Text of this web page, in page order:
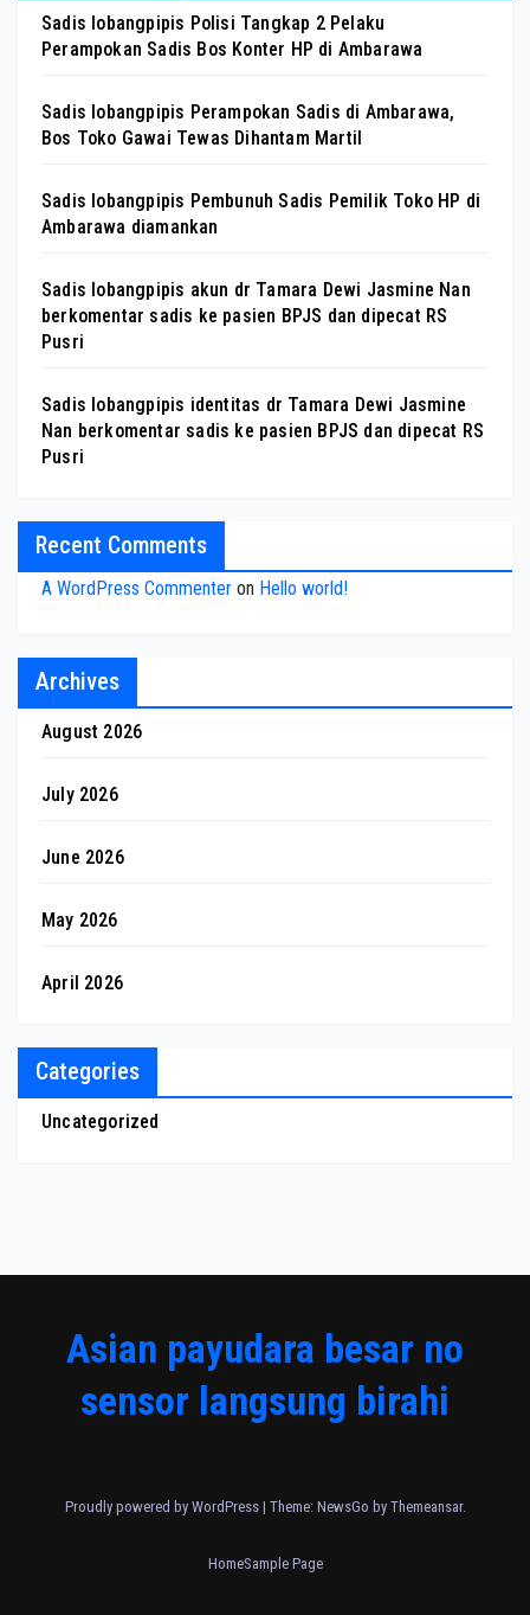
Sadis lobangpipis Polisi Tangkap 2 Pelaku
Perampokan Sadis Bos Konter HP di Ambarawa
Sadis lobangpipis Perampokan Sadis di Ambarawa,
Bos Toko Gawai Tewas Dihantam Martil
Sadis lobangpipis Pembunuh Sadis Pemilik Toko HP di
Ambarawa diamankan
Sadis lobangpipis akun dr Tamara Dewi Jasmine Nan
berkomentar sadis ke pasien BPJS dan dipecat RS
Pusri
Sadis lobangpipis identitas dr Tamara Dewi Jasmine
Nan berkomentar sadis ke pasien BPJS dan dipecat RS
Pusri
Recent Comments
A WordPress Commenter on Hello world!
Archives
August 2026
July 2026
June 2026
May 2026
April 2026
Categories
Uncategorized
Asian payudara besar no
sensor langsung birahi
Proudly powered by WordPress | Theme: NewsGo by Themeansar.
HomeSample Page